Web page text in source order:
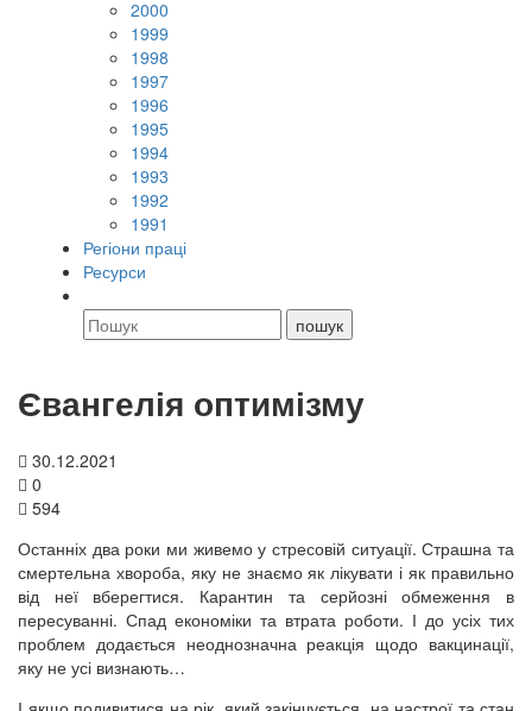
2000
1999
1998
1997
1996
1995
1994
1993
1992
1991
Регіони праці
Ресурси
Євангелія оптимізму
30.12.2021
0
594
Останніх два роки ми живемо у стресовій ситуації. Страшна та
смертельна хвороба, яку не знаємо як лікувати і як правильно
від неї вберегтися. Карантин та серйозні обмеження в
пересуванні. Спад економіки та втрата роботи. І до усіх тих
проблем додається неоднозначна реакція щодо вакцинації,
яку не усі визнають…